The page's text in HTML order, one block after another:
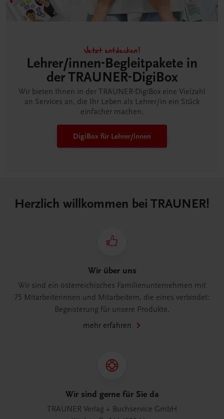
Jetzt entdecken!
Lehrer/innen-Begleitpakete in
der TRAUNER-DigiBox
Wir bieten Ihnen in der TRAUNER-DigiBox eine Vielzahl
an Services an, die Ihr Leben als Lehrer/in ein Stück
einfacher machen.
DigiBox für Lehrer/innen
Herzlich willkommen bei TRAUNER!
Wir über uns
Wir sind ein österreichisches Familienunternehmen mit
75 Mitarbeiterinnen und Mitarbeitern, die eines verbindet:
Begeisterung für unsere Produkte.
mehr erfahren
Wir sind gerne für Sie da
TRAUNER Verlag + Buchservice GmbH